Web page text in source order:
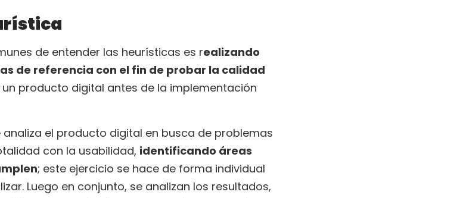
de entender las heurísticas es realizando
de referencia con el fin de probar la calidad
un producto digital antes de la implementación
analiza el producto digital en busca de problemas
con la usabilidad, identificando áreas
; este ejercicio se hace de forma individual
Luego en conjunto, se analizan los resultados,